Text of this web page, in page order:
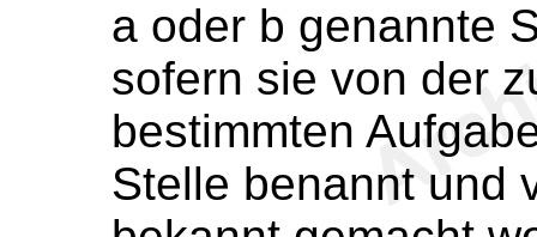
a oder b genannte
sofern sie von der
bestimmten
Stelle benannt und